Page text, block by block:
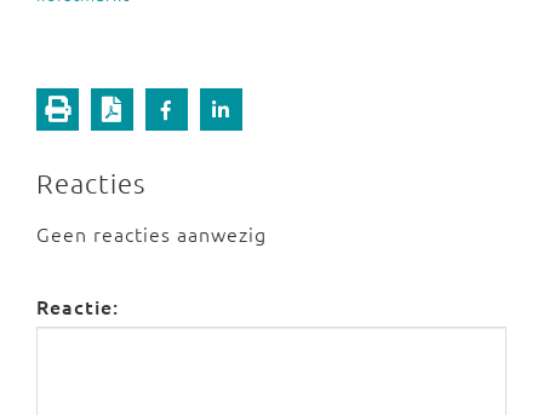
Reacties
Geen reacties aanwezig
Reactie: